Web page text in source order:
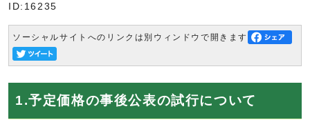
ID:16235
ソーシャルサイトへのリンクは別ウィンドウで開きます
1.予定価格の事後公表の試行について